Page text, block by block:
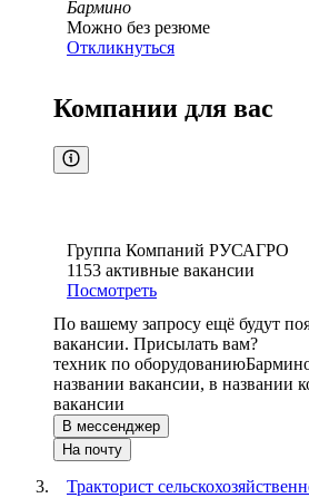
Бармино
Можно без резюме
Откликнуться
Компании для вас
Группа Компаний РУСАГРО
1153 активные вакансии
Посмотреть
По вашему запросу ещё будут
вакансии. Присылать вам?
техник по оборудованию
названии вакансии, в названии
вакансии
В мессенджер
На почту
Тракторист